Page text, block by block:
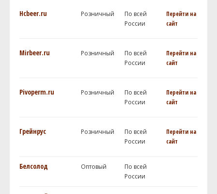
Hcbeer.ru Розничный
По всей
России
Перейти на
сайт
Mirbeer.ru Розничный
По всей
России
Перейти на
сайт
Pivoperm.ru Розничный
По всей
России
Перейти на
сайт
Грейнрус Розничный
По всей
России
Перейти на
сайт
Белсолод Оптовый
По всей
России